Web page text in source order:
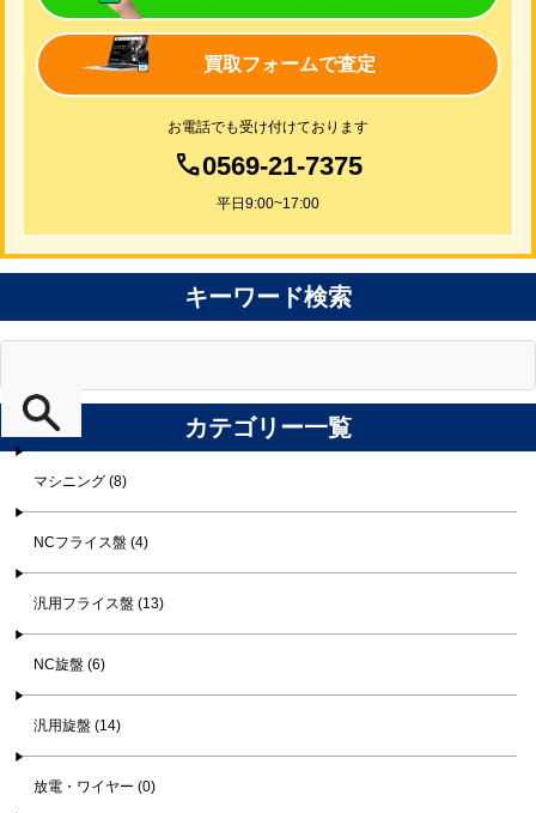
買取フォームで査定
お電話でも受け付けております
0569-21-7375
平日9:00~17:00
キーワード検索
カテゴリー一覧
マシニング (8)
NCフライス盤 (4)
汎用フライス盤 (13)
NC旋盤 (6)
汎用旋盤 (14)
放電・ワイヤー (0)